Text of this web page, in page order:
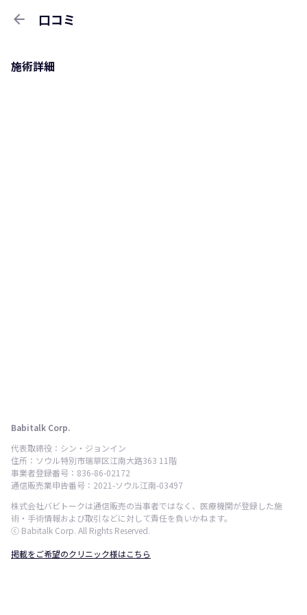
arrow_back 口コミ
施術詳細
Babitalk Corp.
代表取締役：シン・ジョンイン
住所：ソウル特別市瑞草区江南大路363 11階
事業者登録番号：836-86-02172
通信販売業申告番号：2021-ソウル江南-03497
株式会社バビトークは通信販売の当事者ではなく、医療機関が登録した施
術・手術情報および取引などに対して責任を負いかねます。
ⓒ Babitalk Corp. All Rights Reserved.
掲載をご希望のクリニック様はこちら